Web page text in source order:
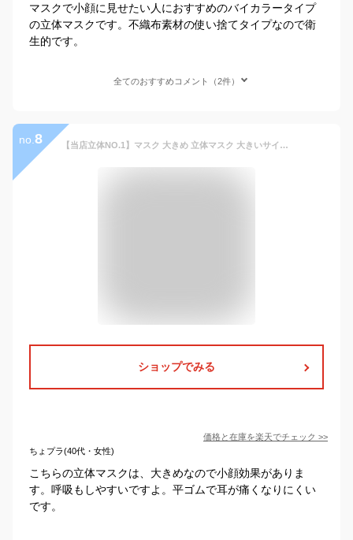
マスクで小顔に見せたい人におすすめのバイカラータイプ
の立体マスクです。不織布素材の使い捨てタイプなので衛
生的です。
全てのおすすめコメント（2件）
no. 8 【当店立体NO.1】マスク 大きめ 立体マスク 大きいサイズ 不織布 3dマスク メンズ 個包装 冷感 Lサイズ バイカラーマスク 大きめ/小さめ 使い捨て 子供/女性用 黒 小顔 耳が痛くならない 冬 3層構造 99%カット 防寒 飛沫防止 ウイルス 風邪 抗菌通気 敬老の日
ショップでみる
価格と在庫を楽天でチェック >>
ちょプラ(40代・女性)
こちらの立体マスクは、大きめなので小顔効果がありま
す。呼吸もしやすいですよ。平ゴムで耳が痛くなりにくい
です。